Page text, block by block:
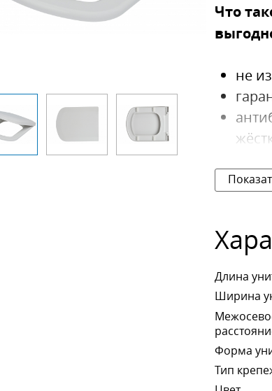
Что
не
и
тип
Длина
Ширина
Форма
Тип